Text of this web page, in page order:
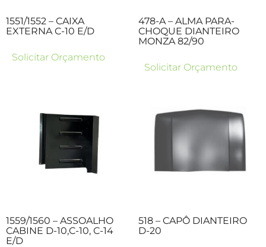
1551/1552 – CAIXA
EXTERNA C-10 E/D
Solicitar Orçamento
478-A – ALMA PARA-
CHOQUE DIANTEIRO
MONZA 82/90
Solicitar Orçamento
1559/1560 – ASSOALHO
CABINE D-10,C-10, C-14
E/D
518 – CAPÔ DIANTEIRO
D-20